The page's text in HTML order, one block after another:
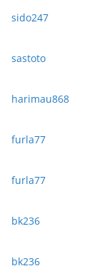
sido247
sastoto
harimau868
furla77
furla77
bk236
bk236